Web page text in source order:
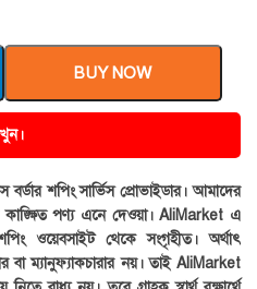
BUY NOW
শপিং সার্ভিস প্রোভাইডার। আমাদের
কাঙ্ক্ষিত পণ্য এনে দেওয়া। AliMarket এ
শপিং ওয়েবসাইট থেকে সংগৃহীত। অর্থাৎ
ম্যানুফ্যাকচারার নয়। তাই AliMarket